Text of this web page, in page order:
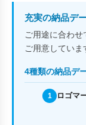
充実の納品デ
ご用途に合わ
ご用意していま
4種類の納品デ
1 ロゴマ